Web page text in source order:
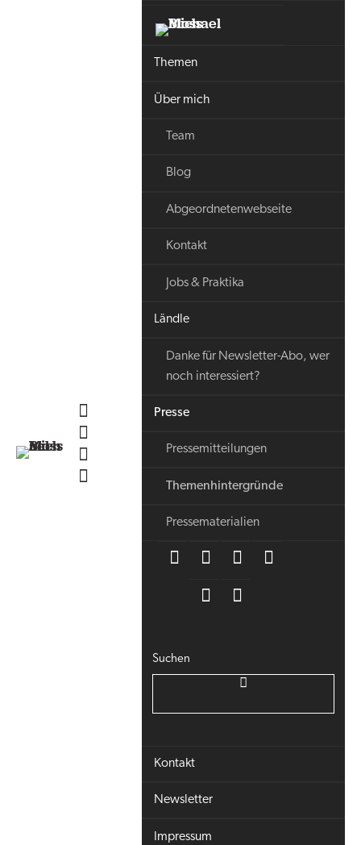
Themen
Über mich
Team
Blog
Abgeordnetenwebseite
Kontakt
Jobs & Praktika
Ländle
Danke für Newsletter-Abo, wer
noch interessiert?
Presse
Pressemitteilungen
Themenhintergründe
Pressematerialien
Suchen
Kontakt
Newsletter
Impressum